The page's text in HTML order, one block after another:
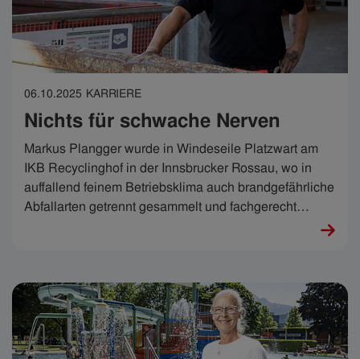
06.10.2025 KARRIERE
Nichts für schwache Nerven
Markus Plangger wurde in Windeseile Platzwart am
IKB Recyclinghof in der Innsbrucker Rossau, wo in
auffallend feinem Betriebsklima auch brandgefährliche
Abfallarten getrennt gesammelt und fachgerecht